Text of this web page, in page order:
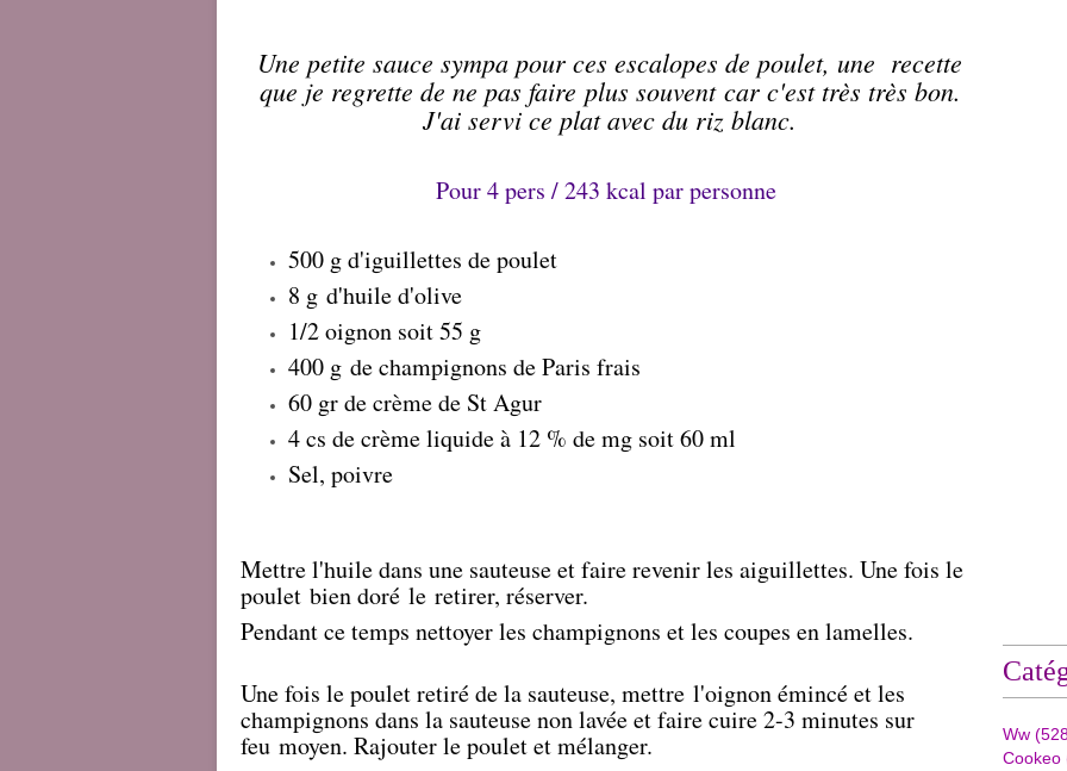
Une petite sauce sympa pour ces escalopes de poulet, une recette
que je regrette de ne pas faire plus souvent car c'est très très bon.
J'ai servi ce plat avec du riz blanc.
Pour 4 pers / 243 kcal par personne
500 g d'iguillettes de poulet
8 g d'huile d'olive
1/2 oignon soit 55 g
400 g de champignons de Paris frais
60 gr de crème de St Agur
4 cs de crème liquide à 12 % de mg soit 60 ml
Sel, poivre
Mettre l'huile dans une sauteuse et faire revenir les aiguillettes. Une fois le
poulet bien doré le retirer, réserver.
Pendant ce temps nettoyer les champignons et les coupes en lamelles.
Une fois le poulet retiré de la sauteuse, mettre l'oignon émincé et les
champignons dans la sauteuse non lavée et faire cuire 2-3 minutes sur
feu moyen. Rajouter le poulet et mélanger.
Ww
Cookeo